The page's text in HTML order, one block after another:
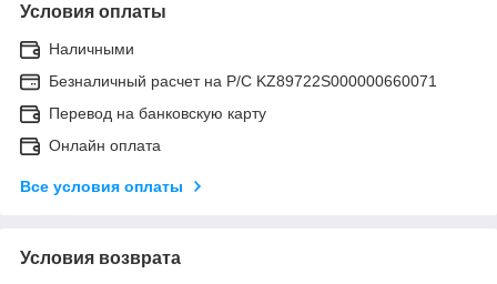
Условия оплаты
Наличными
Безналичный расчет на Р/С KZ89722S000000660071
Перевод на банковскую карту
Онлайн оплата
Все условия оплаты
Условия возврата